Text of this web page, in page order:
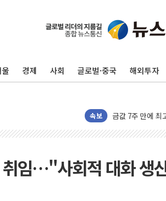
울 경제 사회 글로벌·중국 해외투자
속보
구광모, 내주 실
뉴욕증시 개장
뉴욕증시 프리뷰
청와대, 북한 단
[인도증시] 중동
러, 1인칭시점
'월가의 황제' 다
양주 섬유염색공
임…"사회적 대화 생